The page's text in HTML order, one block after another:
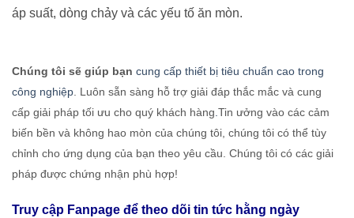
áp suất, dòng chảy và các yếu tố ăn mòn.
Chúng tôi sẽ giúp bạn cung cấp thiết bị tiêu chuẩn cao trong
công nghiệp . Luôn sẵn sàng hỗ trợ giải đáp thắc mắc và cung
cấp giải pháp tối ưu cho quý khách hàng Tin ưởng vào các cảm
biến bền và không hao mòn của chúng tôi, chúng tôi có thể tùy
chỉnh cho ứng dụng của bạn theo yêu cầu. Chúng tôi có các giải
pháp được chứng nhận phù hợp!
Truy cập Fanpage để theo dõi tin tức hằng ngày